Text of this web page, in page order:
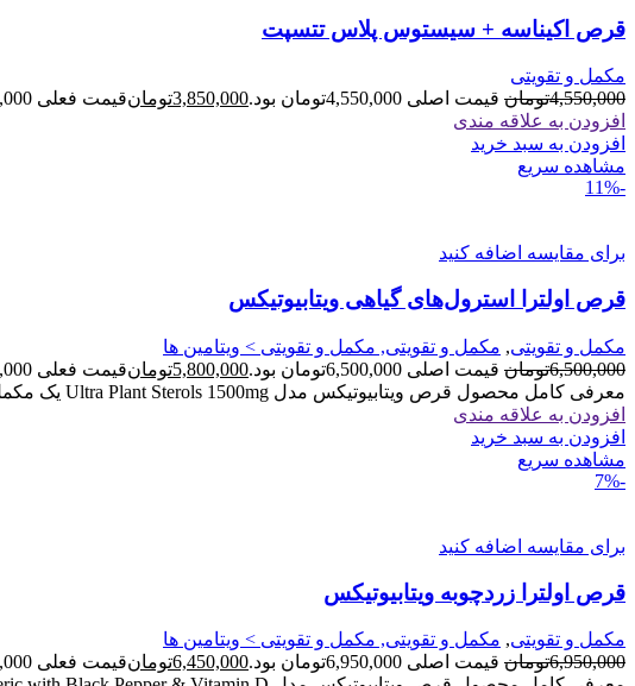
قرص اکیناسه + سیستوس پلاس تتسپت
مکمل و تقویتی
4,550,000تومان قیمت اصلی 4,550,000تومان بود. 3,850,000تومانقیمت فعلی 3,850,000تومان است.
افزودن به علاقه مندی
افزودن به سبد خرید
مشاهده سریع
-11%
برای مقایسه اضافه کنید
قرص اولترا استرول‌های گیاهی ویتابیوتیکس
مکمل و تقویتی, مکمل و تقویتی, مکمل و تقویتی > ویتامین ها
6,500,000تومان قیمت اصلی 6,500,000تومان بود. 5,800,000تومانقیمت فعلی 5,800,000تومان است.
معرفی کامل محصول قرص ویتابیوتیکس مدل Ultra Plant Sterols 1500mg یک مکمل غذایی حاوی استرول‌های گیاهی است که برای کمک
افزودن به علاقه مندی
افزودن به سبد خرید
مشاهده سریع
-7%
برای مقایسه اضافه کنید
قرص اولترا زردچوبه ویتابیوتیکس
مکمل و تقویتی, مکمل و تقویتی, مکمل و تقویتی > ویتامین ها
6,950,000تومان قیمت اصلی 6,950,000تومان بود. 6,450,000تومانقیمت فعلی 6,450,000تومان است.